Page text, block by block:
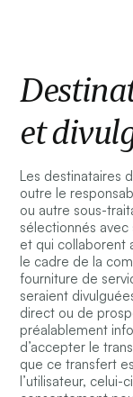
et
Les destinataires
outre le
ou autre sous-
sélectionnés avec
et qui collaborent
le cadre de la
fourniture de
seraient
direct ou de
préalablement
d’accepter le
que ce transfert
l’utilisateur,